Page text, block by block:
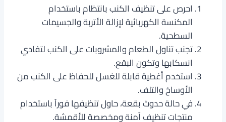
احرص على تنظيف الكنب بانتظام باستخدام
المكنسة الكهربائية لإزالة الأتربة والجسيمات
السطحية.
تجنب تناول الطعام والمشروبات على الكنب لتفادي
انسكابها وتكون البقع.
استخدم أغطية قابلة للغسل للحفاظ على الكنب من
الأوساخ والتلف.
في حالة حدوث بقعة، حاول تنظيفها فوراً باستخدام
منتجات تنظيف آمنة ومخصصة للأقمشة.